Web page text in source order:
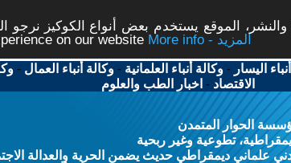
الموقع يستخدم بعض أنواع الكوكيز نرجو
on our website
More info - المزيد
اليسار -وكالة أنباء العلمانية -وكالة أنباء العمال -
الاقتصاد - اخبار الطب والعلوم
الحوار المتمدن
تطوعية وغير ربحية
علماني ديمقراطي حديث يضمن الحرية والعدالة